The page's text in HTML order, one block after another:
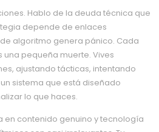
Hablo de la deuda técnica que
depende de enlaces
algoritmo genera pánico. Cada
pequeña muerte. Vives
ajustando tácticas, intentando
sistema que está diseñado
lo que haces.
en contenido genuino y tecnología